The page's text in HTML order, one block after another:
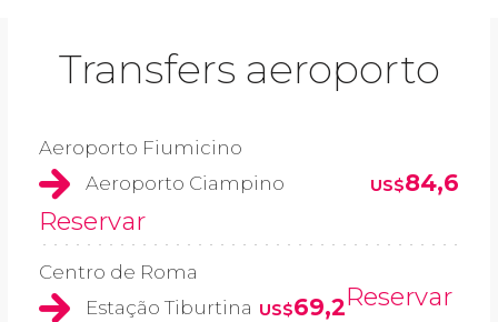
Transfers aeroporto
Aeroporto Fiumicino
Aeroporto Ciampino
US$84,6
Reservar
Centro de Roma
Estação Tiburtina US$69,2Reservar